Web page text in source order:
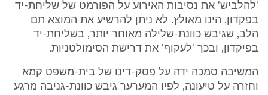
'להלביש' את נסיבות האירוע על הפורמט של שליחת-יד
בפקדון, הינו מאולץ. לא ניתן להרשיע את המוצא תם
הלב, שגיבש כוונת-שלילה מאוחר יותר, בשליחת-יד
בפיקדון, ובכך 'לעקוף' את דרישת הסימולטניות.
המשיבה סמכה ידה על פסק-דינו של בית-משפט קמא
וחזרה על טיעונה, לפיו המערער גיבש כוונת-גניבה מרגע